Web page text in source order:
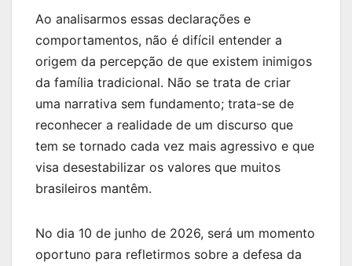
Ao analisarmos essas declarações e
comportamentos, não é difícil entender a
origem da percepção de que existem inimigos
da família tradicional. Não se trata de criar
uma narrativa sem fundamento; trata-se de
reconhecer a realidade de um discurso que
tem se tornado cada vez mais agressivo e que
visa desestabilizar os valores que muitos
brasileiros mantêm.
No dia 10 de junho de 2026, será um momento
oportuno para refletirmos sobre a defesa da